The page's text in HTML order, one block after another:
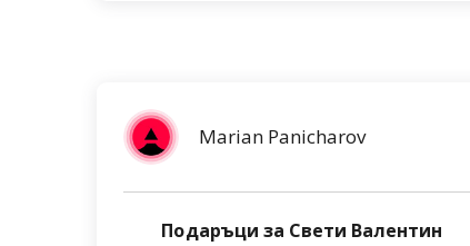
Marian Panicharov
Подаръци за Свети Валентин